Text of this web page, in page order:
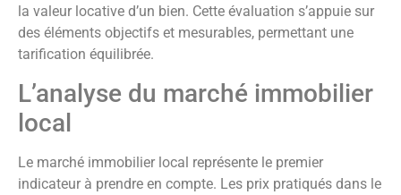
la valeur locative d’un bien. Cette évaluation s’appuie sur
des éléments objectifs et mesurables, permettant une
tarification équilibrée.
L’analyse du marché immobilier
local
Le marché immobilier local représente le premier
indicateur à prendre en compte. Les prix pratiqués dans le